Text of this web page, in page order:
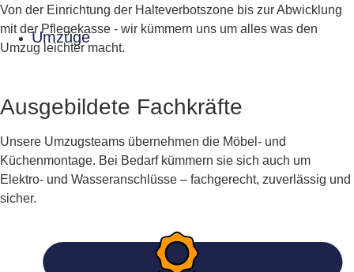
Umzüge
Von der Einrichtung der Halteverbotszone bis zur Abwicklung
mit der Pflegekasse - wir kümmern uns um alles was den
Umzug leichter macht.
Ausgebildete Fachkräfte
Unsere Umzugsteams übernehmen die Möbel- und
Küchenmontage. Bei Bedarf kümmern sie sich auch um
Elektro- und Wasseranschlüsse – fachgerecht, zuverlässig und
sicher.